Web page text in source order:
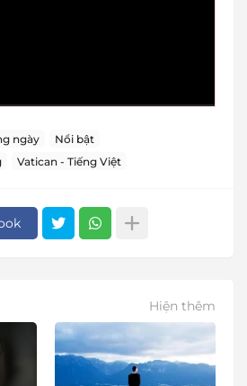
ngày
Nổi bật
Vatican - Tiếng Việt
Hiện thêm